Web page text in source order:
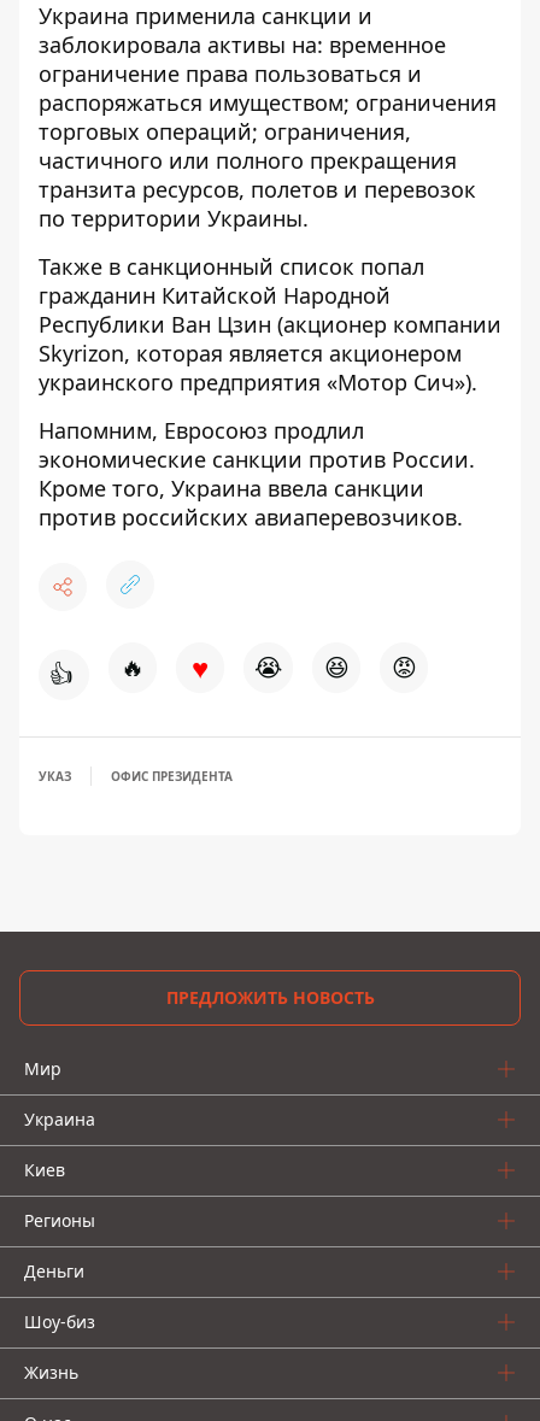
Украина применила санкции и
заблокировала активы на: временное
ограничение права пользоваться и
распоряжаться имуществом; ограничения
торговых операций; ограничения,
частичного или полного прекращения
транзита ресурсов, полетов и перевозок
по территории Украины.
Также в санкционный список попал
гражданин Китайской Народной
Республики Ван Цзин (акционер компании
Skyrizon, которая является акционером
украинского предприятия «Мотор Сич»).
Напомним, Евросоюз продлил
экономические санкции против России.
Кроме того, Украина ввела санкции
против российских авиаперевозчиков.
👍 🔥 ♥ 😭 😆 😡
УКАЗ ОФИС ПРЕЗИДЕНТА
ПРЕДЛОЖИТЬ НОВОСТЬ
Мир
Украина
Киев
Регионы
Деньги
Шоу-биз
Жизнь